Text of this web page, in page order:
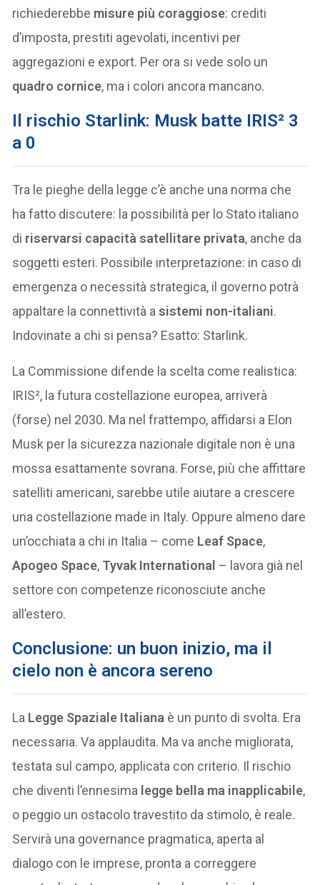
richiederebbe misure più coraggiose: crediti
d’imposta, prestiti agevolati, incentivi per
aggregazioni e export. Per ora si vede solo un
quadro cornice, ma i colori ancora mancano.
Il rischio Starlink: Musk batte IRIS² 3
a 0
Tra le pieghe della legge c’è anche una norma che
ha fatto discutere: la possibilità per lo Stato italiano
di riservarsi capacità satellitare privata, anche da
soggetti esteri. Possibile interpretazione: in caso di
emergenza o necessità strategica, il governo potrà
appaltare la connettività asistemi non-italiani.
Indovinate a chi si pensa? Esatto: Starlink.
La Commissione difende la scelta come realistica:
IRIS², la futura costellazione europea, arriverà
(forse) nel 2030. Ma nel frattempo, affidarsi a Elon
Musk per la sicurezza nazionale digitale non è una
mossa esattamente sovrana. Forse, più che affittare
satelliti americani, sarebbe utile aiutare a crescere
una costellazione made in Italy. Oppure almeno dare
un’occhiata a chi in Italia – come Leaf Space,
Apogeo Space, Tyvak International – lavora già nel
settore con competenze riconosciute anche
all’estero.
Conclusione: un buon inizio, ma il
cielo non è ancora sereno
La Legge Spaziale Italiana è un punto di svolta. Era
necessaria. Va applaudita. Ma va anche migliorata,
testata sul campo, applicata con criterio. Il rischio
che diventi l’ennesima legge bella ma inapplicabile,
o peggio un ostacolo travestito da stimolo, è reale.
Servirà una governance pragmatica, aperta al
dialogo con le imprese, pronta a correggere